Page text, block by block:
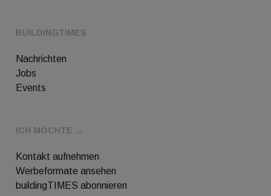
BUILDINGTIMES
Nachrichten
Jobs
Events
ICH MÖCHTE ...
Kontakt aufnehmen
Werbeformate ansehen
buildingTIMES abonnieren